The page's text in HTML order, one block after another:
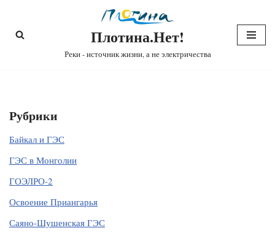
Перейти
Плотина.Нет!
Реки - источник жизни, а не электричества
Рубрики
Байкал и ГЭС
ГЭС в Монголии
ГОЭЛРО-2
Освоение Приангарья
Саяно-Шушенская ГЭС